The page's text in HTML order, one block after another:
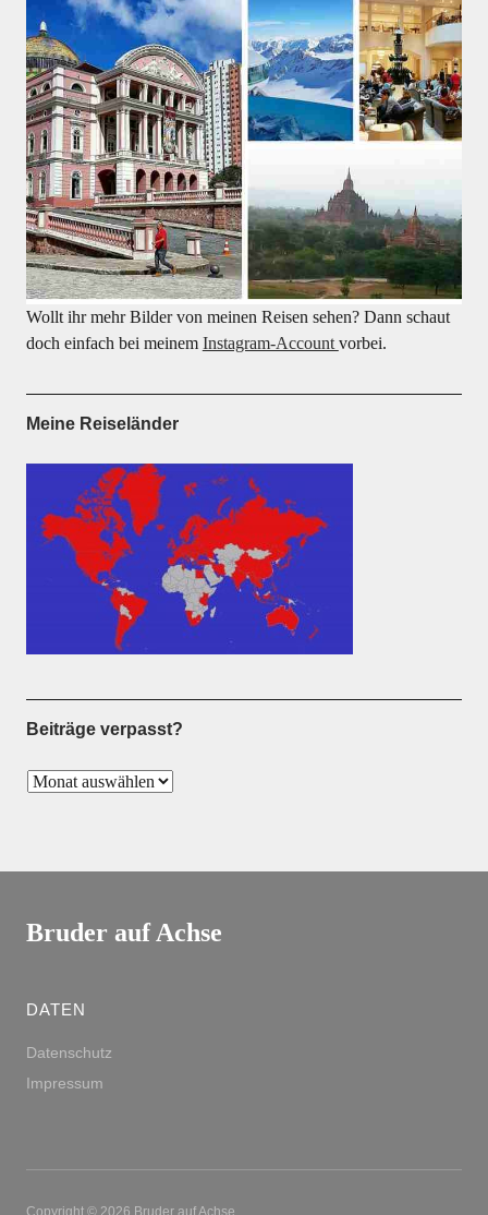
Wollt ihr mehr Bilder von meinen Reisen sehen? Dann schaut
doch einfach bei meinem Instagram-Account vorbei.
Meine Reiseländer
Beiträge verpasst?
Bruder auf Achse
DATEN
Datenschutz
Impressum
Copyright © 2026 Bruder auf Achse